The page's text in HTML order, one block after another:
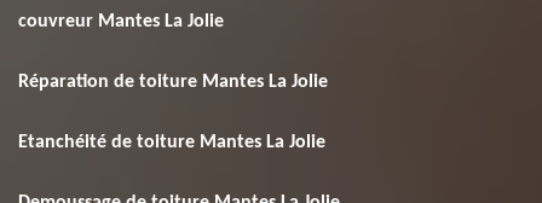
couvreur Mantes La Jolie
Réparation de toiture Mantes La Jolie
Etanchéité de toiture Mantes La Jolie